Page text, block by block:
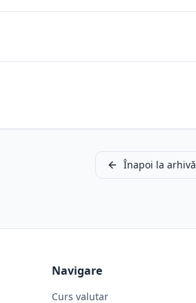
Înapoi la arhivă
Navigare
Curs valutar